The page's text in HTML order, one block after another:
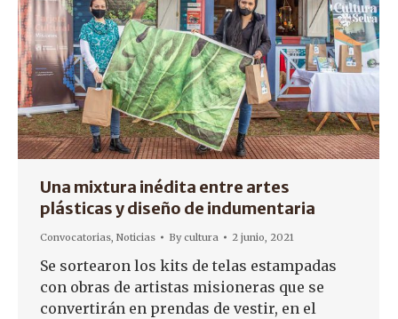
Una mixtura inédita entre artes
plásticas y diseño de indumentaria
Convocatorias, Noticias Bycultura 2 junio, 2021
Se sortearon los kits de telas estampadas
con obras de artistas misioneras que se
convertirán en prendas de vestir, en el